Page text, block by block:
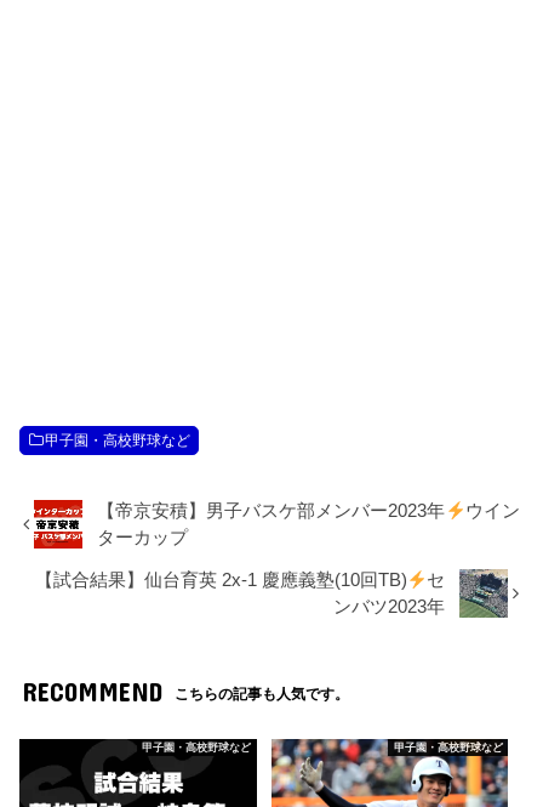
甲子園・高校野球など
【帝京安積】男子バスケ部メンバー2023年
ウイン
ターカップ
【試合結果】仙台育英 2x-1 慶應義塾(10回TB)
セ
ンバツ2023年
RECOMMEND こちらの記事も人気です。
甲子園・高校野球など 甲子園・高校野球など